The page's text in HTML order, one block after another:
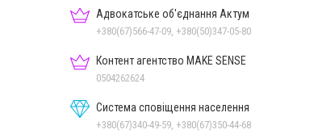
Адвокатське об'єднання Актум
+380(67)566-47-09, +380(50)347-05-80
Контент агентство MAKE SENSE
0504262624
Система сповіщення населення
+380(67)340-49-59, +380(67)350-44-68